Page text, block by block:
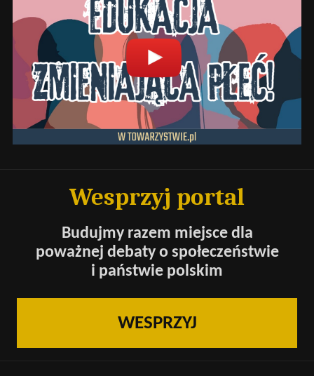
Wesprzyj portal
Budujmy razem miejsce dla
poważnej debaty o społeczeństwie
i państwie polskim
WESPRZYJ